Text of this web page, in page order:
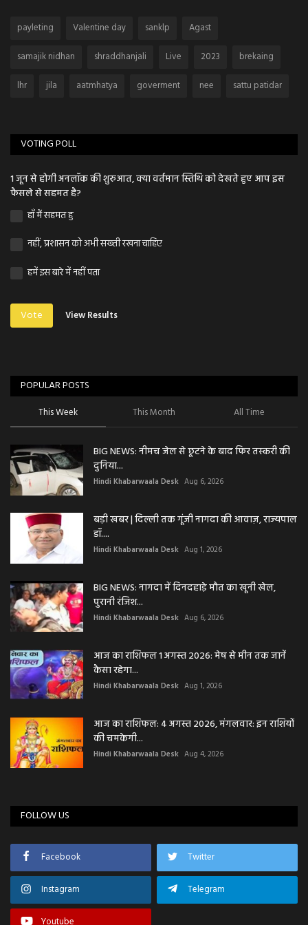
payleting Valentine day sanklp
Agast
samajik nidhan
shraddhanjali Live 2023
brekaing
lhr
jila aatmhatya goverment nee sattu patidar
VOTING POLL
1 जून से होगी अनलॉक की शुरुआत, क्या वर्तमान स्तिथि को देखते हुए आप इस
फैसले से सहमत है?
हाँ मैं सहमत हु
नहीं, प्रशासन को अभी सख्ती रखना चाहिए
हमें इस बारे में नहीं पता
Vote View Results
POPULAR POSTS
This Week This Month All Time
BIG NEWS: नीमच जेल से छूटने के बाद फिर तस्करी की
दुनिया...
Hindi Khabarwaala Desk Aug 6, 2026
बड़ी खबर | दिल्ली तक गूंजी नागदा की आवाज़, राज्यपाल
डॉ....
Hindi Khabarwaala Desk Aug 1, 2026
BIG NEWS: नागदा में दिनदहाड़े मौत का खूनी खेल,
पुरानी रंजिश...
Hindi Khabarwaala Desk Aug 6, 2026
आज का राशिफल 1 अगस्त 2026: मेष से मीन तक जानें
कैसा रहेगा...
Hindi Khabarwaala Desk Aug 1, 2026
आज का राशिफल: 4 अगस्त 2026, मंगलवार: इन राशियों
की चमकेगी...
Hindi Khabarwaala Desk Aug 4, 2026
FOLLOW US
Facebook Twitter
Instagram Telegram
Youtube